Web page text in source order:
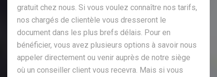
gratuit chez nous. Si vous voulez connaître nos tarifs,
nos chargés de clientèle vous dresseront le
document dans les plus brefs délais. Pour en
bénéficier, vous avez plusieurs options à savoir nous
appeler directement ou venir auprès de notre siège
où un conseiller client vous recevra. Mais si vous